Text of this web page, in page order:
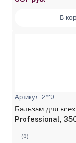
В
Артикул: 2**0
Бальзам для
Professional,
(0)